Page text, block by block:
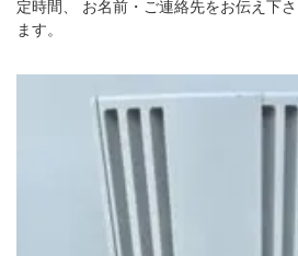
定時間、 お名前・ご連絡先をお伝え下
ます。